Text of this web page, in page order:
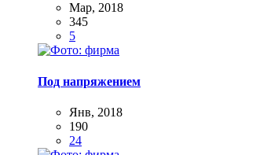
Мар, 2018
345
5
Под напряжением
Янв, 2018
190
24